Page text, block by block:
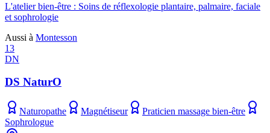
L'atelier bien-être : Soins de réflexologie plantaire, palmaire, faciale
et sophrologie
Aussi à Montesson
13
DN
DS NaturO
Naturopathe Magnétiseur
Praticien massage bien-être
Sophrologue